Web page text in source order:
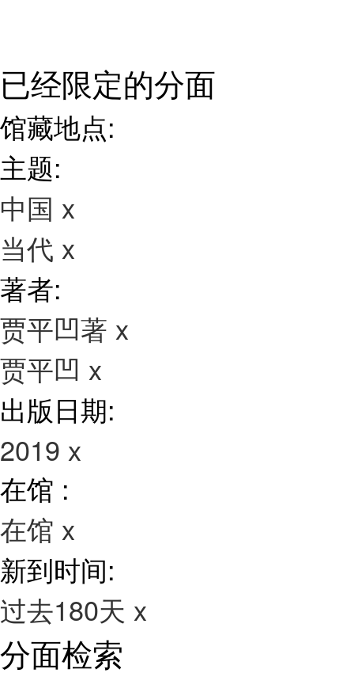
已经限定的分面
馆藏地点:
主题:
中国 x
当代 x
著者:
贾平凹著 x
贾平凹 x
出版日期:
2019 x
在馆 :
在馆 x
新到时间:
过去180天 x
分面检索